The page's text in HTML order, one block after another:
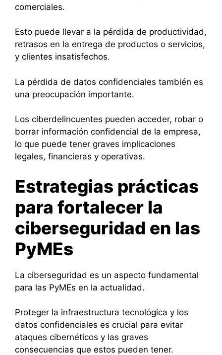
comerciales.
Esto puede llevar a la pérdida de productividad,
retrasos en la entrega de productos o servicios,
y clientes insatisfechos.
La pérdida de datos confidenciales también es
una preocupación importante.
Los ciberdelincuentes pueden acceder, robar o
borrar información confidencial de la empresa,
lo que puede tener graves implicaciones
legales, financieras y operativas.
Estrategias prácticas
para fortalecer la
ciberseguridad en las
PyMEs
La ciberseguridad es un aspecto fundamental
para las PyMEs en la actualidad.
Proteger la infraestructura tecnológica y los
datos confidenciales es crucial para evitar
ataques cibernéticos y las graves
consecuencias que estos pueden tener.